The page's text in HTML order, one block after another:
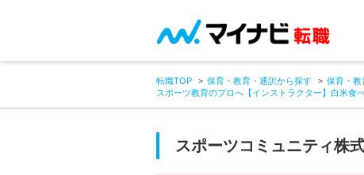
転職TOP 保育・教育・通訳から探す 保育・教
スポーツ教育のプロへ【インストラクター】白米食
スポーツコミュニティ株